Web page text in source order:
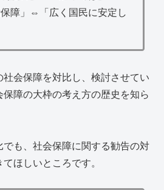
保障」⇔「広く国民に安定し
社会保障を対比し、検討させてい
障の大枠の考え方の歴史を知ら
も、社会保障に関する勧告の対
ほしいところです。